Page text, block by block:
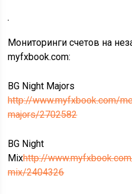
Мониторинги счетов на
myfxbook.com:
BG Night Majors
http://www.myfxbook.com/
majors/2702582
BG Night
Mixhttp://
mix/2404326